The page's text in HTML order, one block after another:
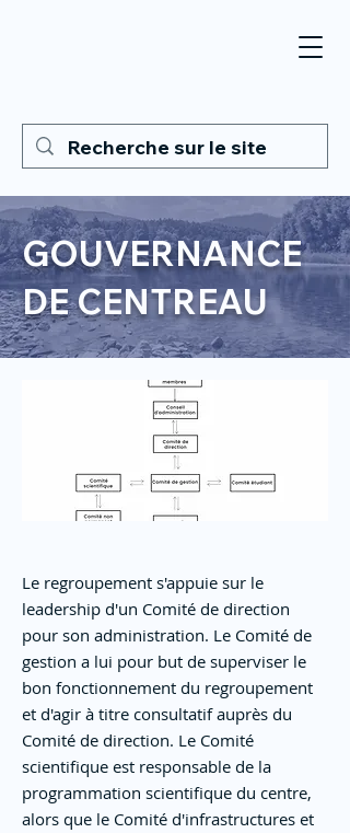
GOUVERNANCE
DE CENTREAU
Le regroupement s'appuie sur le
leadership d'un Comité de direction
pour son administration. Le Comité de
gestion a lui pour but de superviser le
bon fonctionnement du regroupement
et d'agir à titre consultatif auprès du
Comité de direction. Le Comité
scientifique est responsable de la
programmation scientifique du centre,
alors que le Comité d'infrastructures et